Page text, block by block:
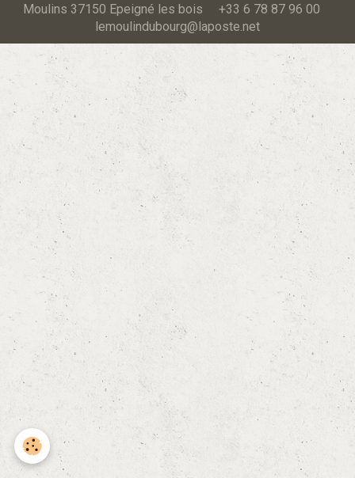
Moulins 37150 Epeigné les bois +33 6 78 87 96 00
lemoulindubourg@laposte.net